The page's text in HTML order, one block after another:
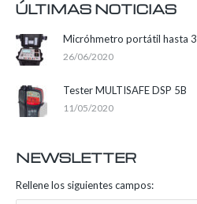
ÚLTIMAS NOTICIAS
Micróhmetro portátil hasta
26/06/2020
Tester MULTISAFE DSP 5B
11/05/2020
NEWSLETTER
Rellene los siguientes campos: